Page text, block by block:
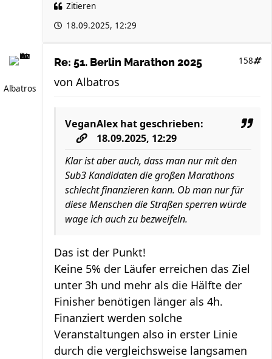
Zitieren
18.09.2025, 12:29
Albatros
Re: 51. Berlin Marathon 2025 158
von Albatros
VeganAlex hat geschrieben:
18.09.2025, 12:29
Klar ist aber auch, dass man nur mit den
Sub3 Kandidaten die großen Marathons
schlecht finanzieren kann. Ob man nur für
diese Menschen die Straßen sperren würde
wage ich auch zu bezweifeln.
Das ist der Punkt!
Keine 5% der Läufer erreichen das Ziel
unter 3h und mehr als die Hälfte der
Finisher benötigen länger als 4h.
Finanziert werden solche
Veranstaltungen also in erster Linie
durch die vergleichsweise langsamen